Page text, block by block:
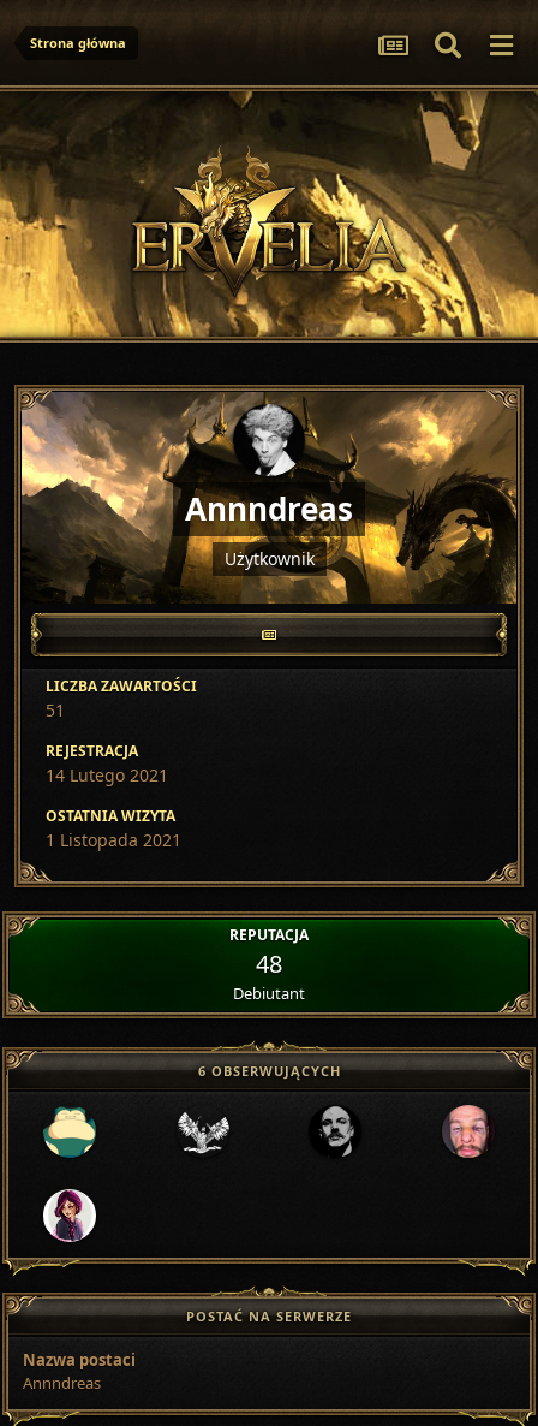
Strona główna
Annndreas
Użytkownik
LICZBA ZAWARTOŚCI
51
REJESTRACJA
14 Lutego 2021
OSTATNIA WIZYTA
1 Listopada 2021
REPUTACJA
48
Debiutant
6 OBSERWUJĄCYCH
POSTAĆ NA SERWERZE
Nazwa postaci
Annndreas